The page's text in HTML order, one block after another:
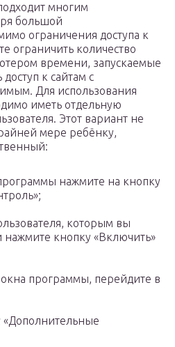
многим
большой
ограничения доступа к
ограничить количество
времени, запускаемые
к сайтам с
Для использования
иметь отдельную
Этот вариант не
мере ребёнку,
нажмите на кнопку
которым вы
нажмите кнопку «Включить»
окна программы, перейдите в